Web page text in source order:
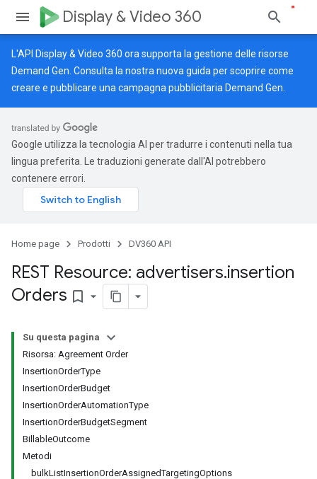
Display & Video 360
L'API Display & Video 360 ora supporta la gestione delle risorse
Demand Gen. Consulta la nostra nuova guida per scoprire come
creare e pubblicare una campagna pubblicitaria Demand Gen.
Google utilizza la tecnologia AI per tradurre i contenuti nella tua
lingua preferita. Le traduzioni generate dall'AI potrebbero
contenere errori.
Home page Prodotti DV360 API
REST Resource: advertisers.insertion
Orders bookmark_border
Su questa pagina
Risorsa: Agreement Order
InsertionOrderType
InsertionOrderBudget
InsertionOrderAutomationType
InsertionOrderBudgetSegment
BillableOutcome
Metodi
bulkListInsertionOrderAssignedTargetingOptions